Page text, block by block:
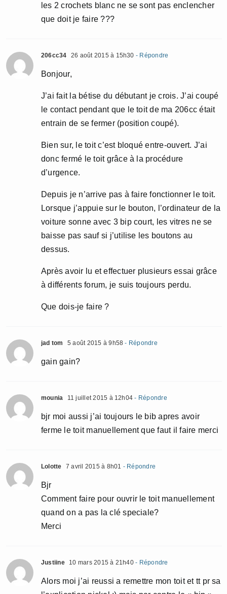
les 2 crochets blanc ne se sont pas enclencher
que doit je faire ???
206cc34 26 août 2015 à 15h30 - Répondre
Bonjour,
J’ai fait la bétise du débutant je crois. J’ai coupé
le contact pendant que le toit de ma 206cc était
entrain de se fermer (position coupé).
Bien sur, le toit c’est bloqué entre-ouvert. J’ai
donc fermé le toit grâce à la procédure
d’urgence.
Depuis je n’arrive pas à faire fonctionner le toit.
Lorsque j’appuie sur le bouton, l’ordinateur de la
voiture sonne avec 3 bip court, les vitres ne se
baisse pas sauf si j’utilise les boutons au
dessus.
Après avoir lu et effectuer plusieurs essai grâce
à différents forum, je suis toujours perdu.
Que dois-je faire ?
jad tom 5 août 2015 à 9h58 - Répondre
gain gain?
mounia 11 juillet 2015 à 12h04 - Répondre
bjr moi aussi j’ai toujours le bib apres avoir
ferme le toit manuellement que faut il faire merci
Lolotte 7 avril 2015 à 8h01 - Répondre
Bjr
Comment faire pour ouvrir le toit manuellement
quand on a pas la clé speciale?
Merci
Justiine 10 mars 2015 à 21h40- Répondre
Alors moi j’ai reussi a remettre mon toit et tt pr sa